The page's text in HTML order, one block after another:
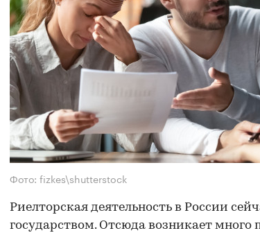
Фото: fizkes\shutterstock
Риелторская деятельность в России
государством. Отсюда возникает много